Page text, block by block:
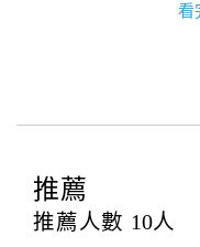
四、訂單異動
提出申辦不得異動訂
每筆訂單異動限定
辦理取消退款。
看
推薦
推薦人數 10人